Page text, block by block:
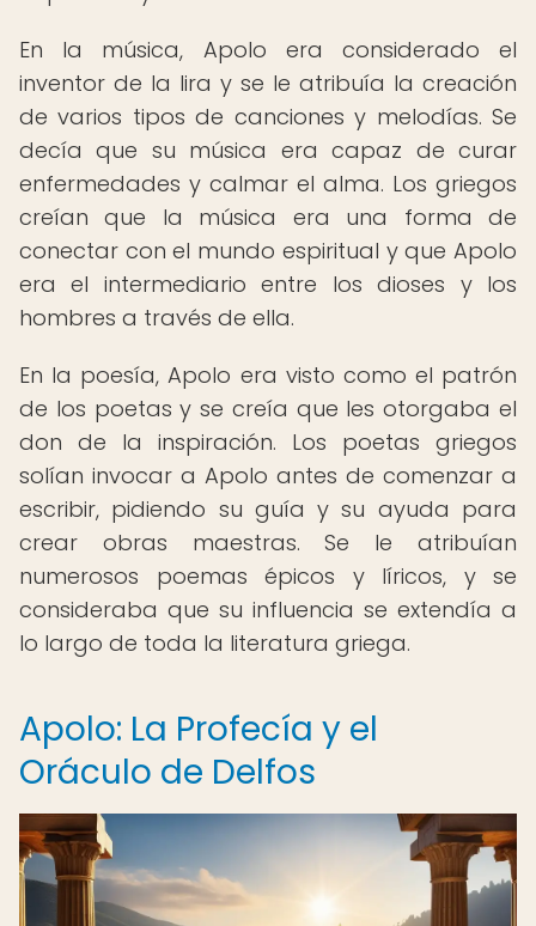
En la música, Apolo era considerado el
inventor de la lira y se le atribuía la creación
de varios tipos de canciones y melodías. Se
decía que su música era capaz de curar
enfermedades y calmar el alma. Los griegos
creían que la música era una forma de
conectar con el mundo espiritual y que Apolo
era el intermediario entre los dioses y los
hombres a través de ella.
En la poesía, Apolo era visto como el patrón
de los poetas y se creía que les otorgaba el
don de la inspiración. Los poetas griegos
solían invocar a Apolo antes de comenzar a
escribir, pidiendo su guía y su ayuda para
crear obras maestras. Se le atribuían
numerosos poemas épicos y líricos, y se
consideraba que su influencia se extendía a
lo largo de toda la literatura griega.
Apolo: La Profecía y el
Oráculo de Delfos